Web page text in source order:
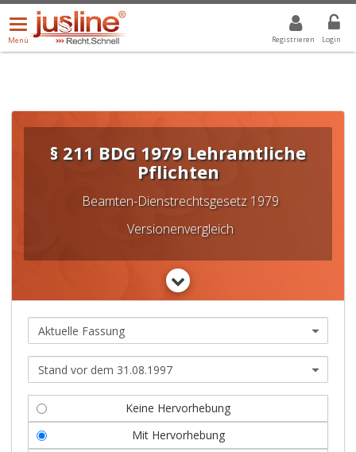
Registrieren Login
Menü
öffnen/schließen
Menü
ALLE DROPDOWN: GEWÄHLTER WERT IST ALLE
§ 211 BDG 1979 Lehramtliche
Pflichten
Beamten-Dienstrechtsgesetz 1979
Versionenvergleich
Keine Hervorhebung
Mit Hervorhebung